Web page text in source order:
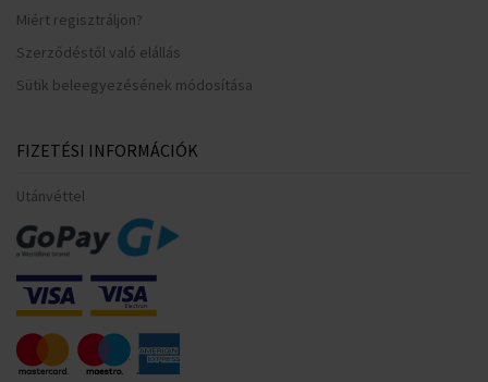
Miért regisztráljon?
Szerződéstől való elállás
Sütik beleegyezésének módosítása
FIZETÉSI INFORMÁCIÓK
Utánvéttel